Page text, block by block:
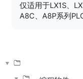
仅适用于LX1S、
A8C、A8P系列